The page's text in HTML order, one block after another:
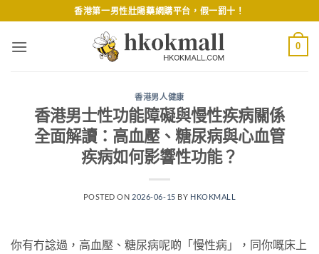
to
content
香港第一男性壯陽藥網購平台，假一罰十！
0
香港男人健康
香港男士性功能障礙與慢性疾病關係
全面解讀：高血壓、糖尿病與心血管
疾病如何影響性功能？
POSTED ON 2026-06-15 BY HKOKMALL
你有冇諗過，高血壓、糖尿病呢啲「慢性病」，同你嘅床上